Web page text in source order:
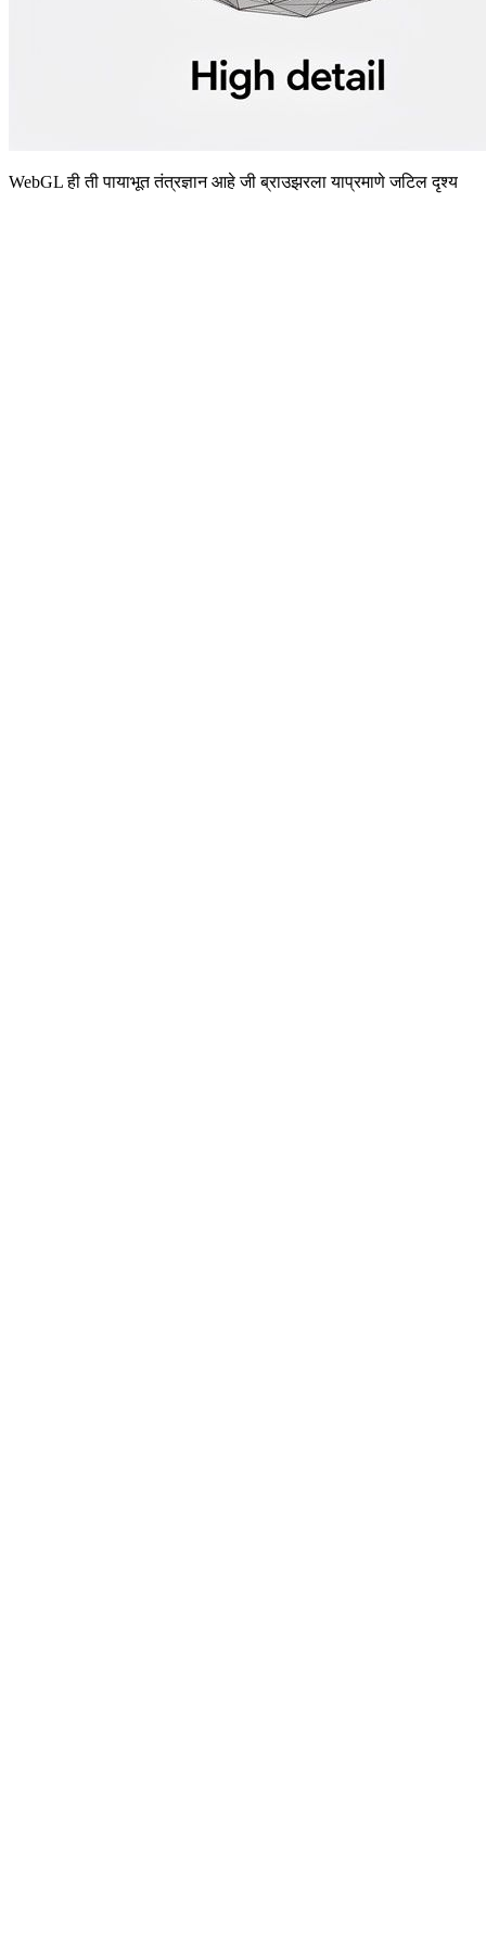
WebGL ही ती पायाभूत तंत्रज्ञान आहे जी ब्राउझरला याप्रमाणे जटिल दृश्य